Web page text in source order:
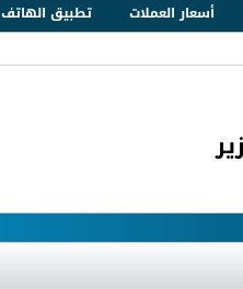
أسعار العملات تطبيق الهاتف